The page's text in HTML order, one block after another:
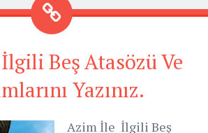
Beş Atasözü Ve
Yazınız.
Azim İle İlgili Beş